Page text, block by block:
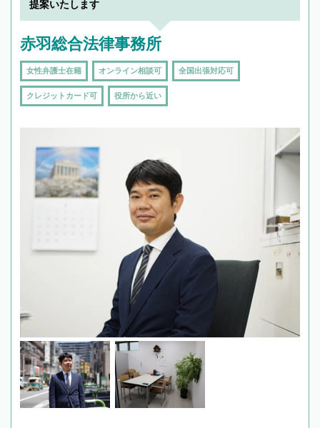
提案いたします
赤羽総合法律事務所
女性弁護士在籍 オンライン相談可 全国出張対応可
クレジットカード可 役所から近い